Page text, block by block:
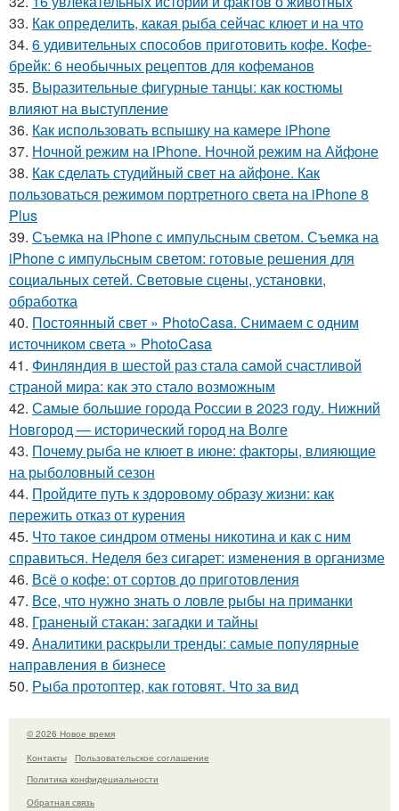
33. Как определить, какая рыба сейчас клюет и на что
34. 6 удивительных способов приготовить кофе. Кофе-
брейк: 6 необычных рецептов для кофеманов
35. Выразительные фигурные танцы: как костюмы
влияют на выступление
36. Как использовать вспышку на камере iPhone
37. Ночной режим на iPhone. Ночной режим на Айфоне
38. Как сделать студийный свет на айфоне. Как
пользоваться режимом портретного света на iPhone 8
Plus
39. Съемка на iPhone с импульсным светом. Съемка на
iPhone c импульсным светом: готовые решения для
социальных сетей. Световые сцены, установки,
обработка
40. Постоянный свет » PhotoCasa. Снимаем с одним
источником света » PhotoCasa
41. Финляндия в шестой раз стала самой счастливой
страной мира: как это стало возможным
42. Самые большие города России в 2023 году. Нижний
Новгород — исторический город на Волге
43. Почему рыба не клюет в июне: факторы, влияющие
на рыболовный сезон
44. Пройдите путь к здоровому образу жизни: как
пережить отказ от курения
45. Что такое синдром отмены никотина и как с ним
справиться. Неделя без сигарет: изменения в организме
46. Всё о кофе: от сортов до приготовления
47. Все, что нужно знать о ловле рыбы на приманки
48. Граненый стакан: загадки и тайны
49. Аналитики раскрыли тренды: самые популярные
направления в бизнесе
50. Рыба протоптер, как готовят. Что за вид
© 2026 Новое время
Контакты
Пользовательское соглашение
Политика конфидециальности
Обратная связь